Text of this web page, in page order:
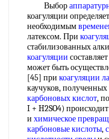
Выбор
коагуляции
необходимым
латексом. При
стабилизованных
коагуляции
может быть
[45] при коагуляции
каучуков,
карбоновых кислот,
I + H2SO4)
и химическое
карбоновые кислоты,